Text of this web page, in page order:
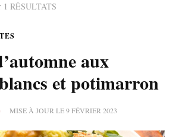
1 RÉSULTATS
aux
et potimarron
MISE À JOUR LE9 FÉVRIER 2023